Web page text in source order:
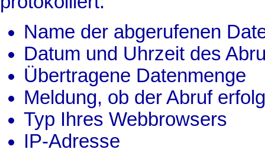
Name der abgerufenen
Datum und Uhrzeit des
Übertragene Datenmenge
Meldung, ob der Abruf
Typ Ihres Webbrowsers
IP-Adresse